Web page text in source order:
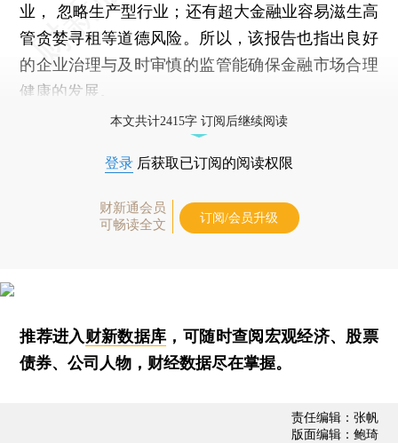
业， 忽略生产型行业；还有超大金融业容易滋生高
管贪婪寻租等道德风险。所以，该报告也指出良好
的企业治理与及时审慎的监管能确保金融市场合理
健康的发展。
本文共计2415字 订阅后继续阅读
登录 后获取已订阅的阅读权限
财新通会员
可畅读全文
订阅/会员升级
推荐进入财新数据库 ，可随时查阅宏观经济、股票
债券、公司人物，财经数据尽在掌握。
责任编辑：张帆
版面编辑：鲍琦